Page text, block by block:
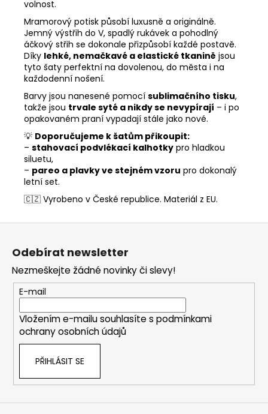
volnost.
Mramorový potisk působí luxusně a originálně.
Jemný výstřih do V, spadlý rukávek a pohodlný
áčkový střih se dokonale přizpůsobí každé postavě.
Díky lehké, nemačkavé a elastické tkanině jsou
tyto šaty perfektní na dovolenou, do města i na
každodenní nošení.
Barvy jsou nanesené pomocí sublimačního tisku,
takže jsou trvale syté a nikdy se nevypírají – i po
opakovaném praní vypadají stále jako nové.
💡 Doporučujeme k šatům přikoupit:
– stahovací podvlékací kalhotky pro hladkou
siluetu,
– pareo a plavky ve stejném vzoru pro dokonalý
letní set.
🇨🇿 Vyrobeno v České republice. Materiál z EU.
Odebírat newsletter
Nezmeškejte žádné novinky či slevy!
E-mail
Vložením e-mailu souhlasíte s podmínkami
ochrany osobních údajů
PŘIHLÁSIT SE